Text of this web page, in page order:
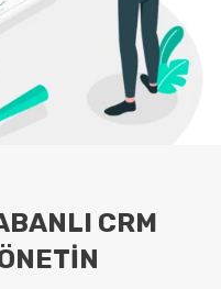
CRM